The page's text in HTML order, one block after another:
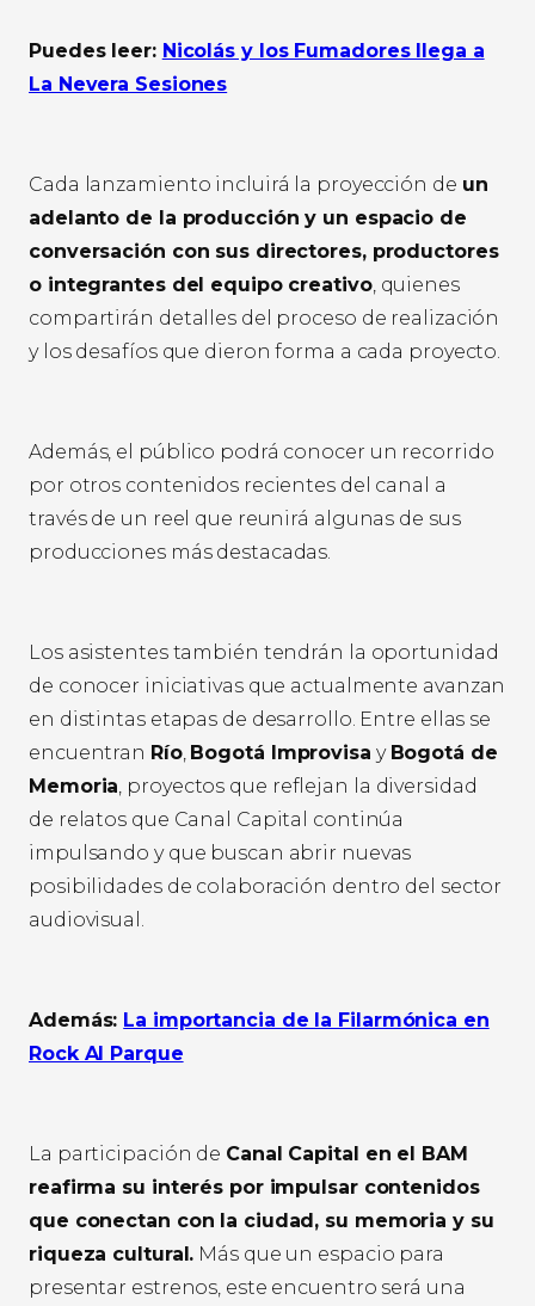
Puedes leer: Nicolás y los Fumadores llega a
La Nevera Sesiones
Cada lanzamiento incluirá la proyección de un
adelanto de la producción y un espacio de
conversación con sus directores, productores
o integrantes del equipo creativo, quienes
compartirán detalles del proceso de realización
y los desafíos que dieron forma a cada proyecto.
Además, el público podrá conocer un recorrido
por otros contenidos recientes del canal a
través de un reel que reunirá algunas de sus
producciones más destacadas.
Los asistentes también tendrán la oportunidad
de conocer iniciativas que actualmente avanzan
en distintas etapas de desarrollo. Entre ellas se
encuentran Río, Bogotá Improvisa y Bogotá de
Memoria, proyectos que reflejan la diversidad
de relatos que Canal Capital continúa
impulsando y que buscan abrir nuevas
posibilidades de colaboración dentro del sector
audiovisual.
Además: La importancia de la Filarmónica en
Rock Al Parque
La participación de Canal Capital en el BAM
reafirma su interés por impulsar contenidos
que conectan con la ciudad, su memoria y su
riqueza cultural. Más que un espacio para
presentar estrenos, este encuentro será una